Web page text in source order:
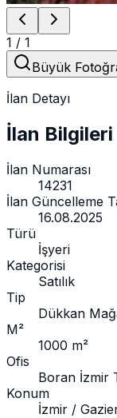
1 / 1
Büyük
İlan Detayı
İlan Bilgileri
İlan Numarası
14231
İlan Güncelleme
16.08.2025
Türü
İşyeri
Kategorisi
Satılık
Tip
Dükkan
M²
1000 m²
Ofis
Boran İzmir
Konum
İzmir /